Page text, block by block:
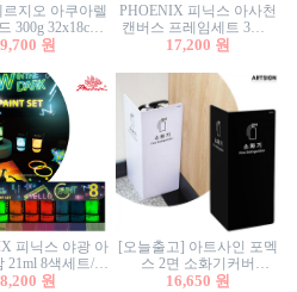
르지오 아쿠아렐
300g 32x18cm
매 1면제본
9,700 원
PHOENIX 피닉스 아사천
캔버스 프레임세트 3호F
27.3x22cm 캔버스와 올림
17,200 원
피닉스 야광 아
21ml 8색세트/야
광물감
8,200 원
[오늘출고] 아트사인 포멕
스 2면 소화기커버
1470/1471/소화기커버/소
16,650 원